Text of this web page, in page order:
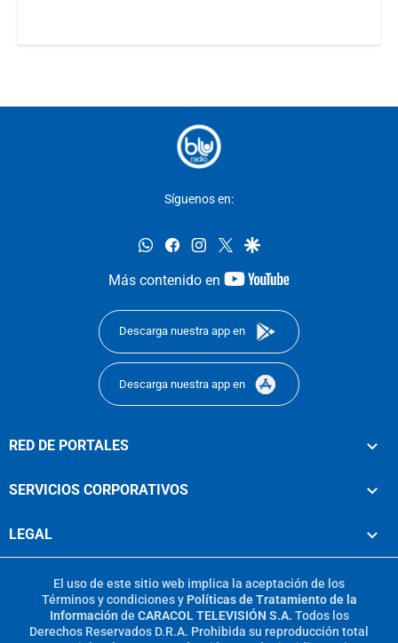
Síguenos en:
whatsappfacebookinstagram
twittergoogle
Más contenido en
youtube-
Descarga nuestra app en
Descarga nuestra app en
RED DE PORTALES
SERVICIOS CORPORATIVOS
LEGAL
El uso de este sitio web implica la aceptación de los
Términos y condicionesy Políticas de Tratamiento de la
Información de CARACOL TELEVISIÓN S.A. Todos los
Derechos Reservados D.R.A. Prohibida su reproducción total